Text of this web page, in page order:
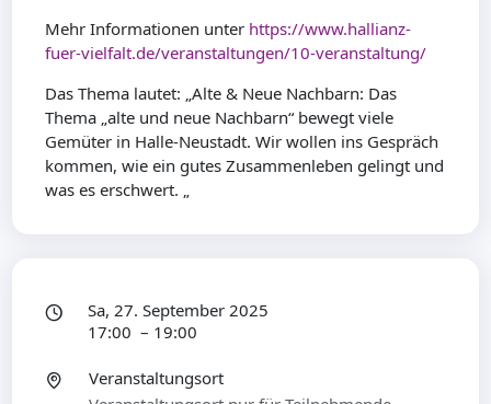
Mehr Informationen unter https://www.hallianz-
fuer-vielfalt.de/veranstaltungen/10-veranstaltung/
Das Thema lautet: „Alte & Neue Nachbarn: Das
Thema „alte und neue Nachbarn“ bewegt viele
Gemüter in Halle-Neustadt. Wir wollen ins Gespräch
kommen, wie ein gutes Zusammenleben gelingt und
was es erschwert. „
Sa, 27. September 2025
17:00 – 19:00
Veranstaltungsort